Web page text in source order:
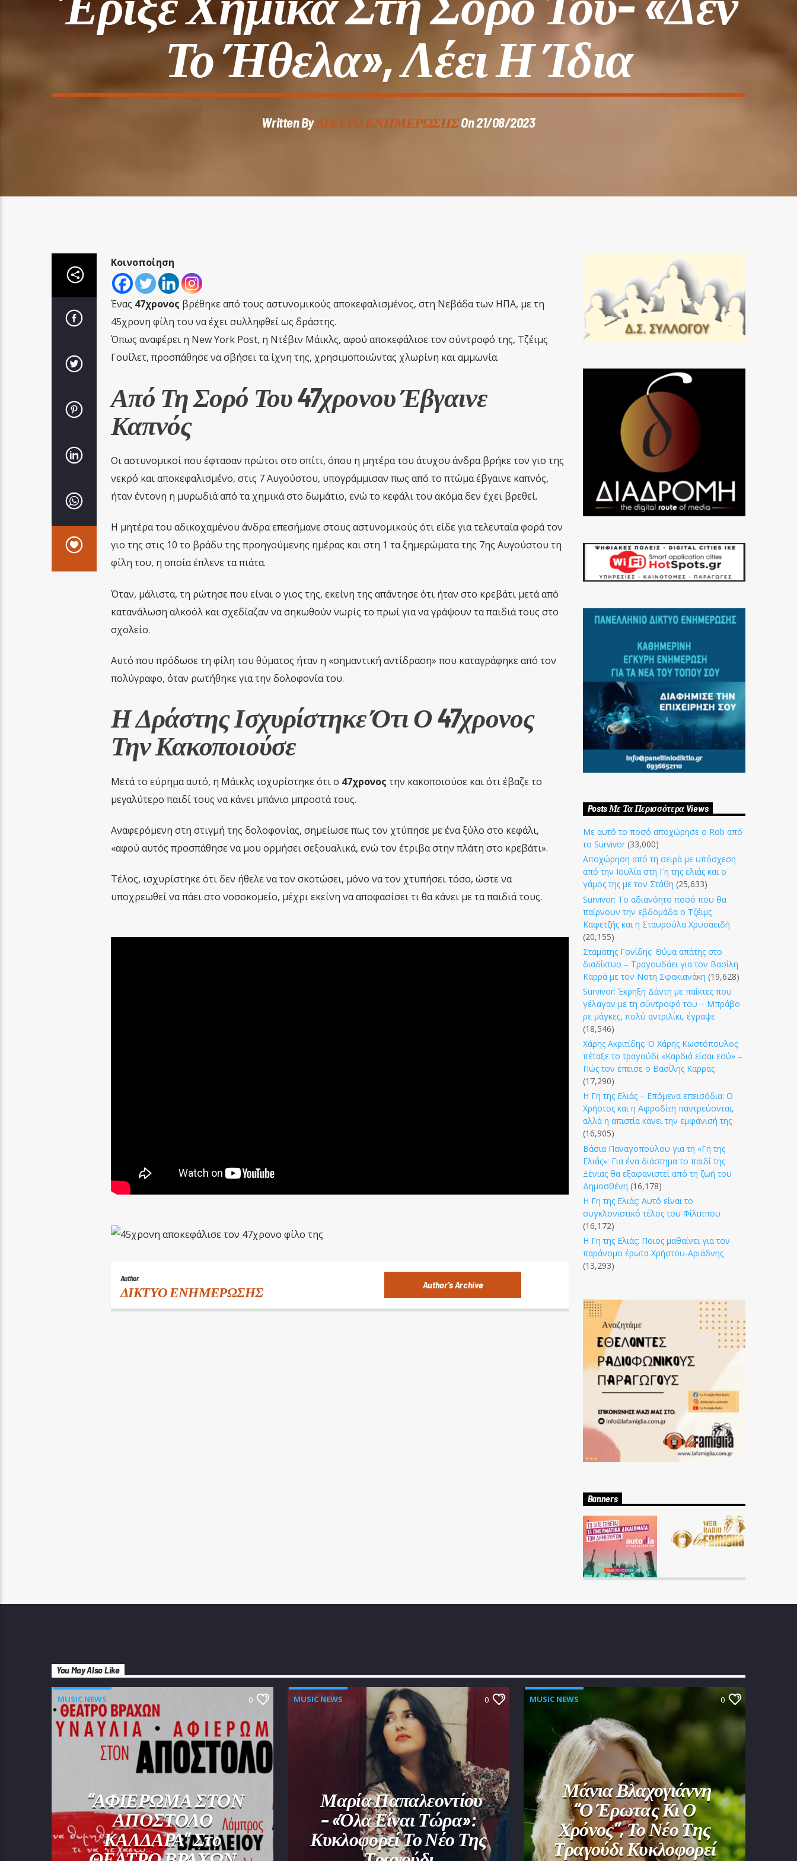
Το Ήθελα», Λέει Η Ίδια
Written ByΔΙΚΤΥΟ ΕΝΗΜΕΡΩΣΗΣOn 21/08/2023
Κοινοποίηση
Ένας 47χρονος βρέθηκε από τους αστυνομικούς αποκεφαλισμένος, στη Νεβάδα των ΗΠΑ, με τη
45χρονη φίλη του να έχει συλληφθεί ως δράστης.
Όπως αναφέρει η New York Post, η Ντέβιν Μάικλς, αφού αποκεφάλισε τον σύντροφό της, Τζέιμς
Γουίλετ, προσπάθησε να σβήσει τα ίχνη της, χρησιμοποιώντας χλωρίνη και αμμωνία.
Από Τη Σορό Του 47χρονου Έβγαινε
Καπνός
Οι αστυνομικοί που έφτασαν πρώτοι στο σπίτι, όπου η μητέρα του άτυχου άνδρα βρήκε τον γιο της
νεκρό και αποκεφαλισμένο, στις 7 Αυγούστου, υπογράμμισαν πως από το πτώμα έβγαινε καπνός,
ήταν έντονη η μυρωδιά από τα χημικά στο δωμάτιο, ενώ το κεφάλι του ακόμα δεν έχει βρεθεί.
Η μητέρα του αδικοχαμένου άνδρα επεσήμανε στους αστυνομικούς ότι είδε για τελευταία φορά τον
γιο της στις 10 το βράδυ της προηγούμενης ημέρας και στη 1 τα ξημερώματα της 7ης Αυγούστου τη
φίλη του, η οποία έπλενε τα πιάτα.
Όταν, μάλιστα, τη ρώτησε που είναι ο γιος της, εκείνη της απάντησε ότι ήταν στο κρεβάτι μετά από
κατανάλωση αλκοόλ και σχεδίαζαν να σηκωθούν νωρίς το πρωί για να γράψουν τα παιδιά τους στο
σχολείο.
Αυτό που πρόδωσε τη φίλη του θύματος ήταν η «σημαντική αντίδραση» που καταγράφηκε από τον
πολύγραφο, όταν ρωτήθηκε για την δολοφονία του.
Η Δράστης Ισχυρίστηκε Ότι Ο 47χρονος
Την Κακοποιούσε
Μετά το εύρημα αυτό, η Μάικλς ισχυρίστηκε ότι ο 47χρονος την κακοποιούσε και ότι έβαζε το
μεγαλύτερο παιδί τους να κάνει μπάνιο μπροστά τους.
Αναφερόμενη στη στιγμή της δολοφονίας, σημείωσε πως τον χτύπησε με ένα ξύλο στο κεφάλι,
«αφού αυτός προσπάθησε να μου ορμήσει σεξουαλικά, ενώ τον έτριβα στην πλάτη στο κρεβάτι».
Τέλος, ισχυρίστηκε ότι δεν ήθελε να τον σκοτώσει, μόνο να τον χτυπήσει τόσο, ώστε να
υποχρεωθεί να πάει στο νοσοκομείο, μέχρι εκείνη να αποφασίσει τι θα κάνει με τα παιδιά τους.
Author
ΔΙΚΤΥΟ ΕΝΗΜΕΡΩΣΗΣ Author's Archive
Posts Με Τα Περισσότερα Views
Με αυτό το ποσό αποχώρησε ο Rob από
το Survivor (33,000)
Αποχώρηση από τη σειρά με υπόσχεση
από την Ιουλία στη Γη της ελιάς και ο
γάμος της με τον Στάθη (25,633)
Survivor: Το αδιανόητο ποσό που θα
παίρνουν την εβδομάδα ο Τζέιμς
Καφετζής και η Σταυρούλα Χρυσαειδή
(20,155)
Σταμάτης Γονίδης: Θύμα απάτης στο
διαδίκτυο – Τραγουδάει για τον Βασίλη
Καρρά με τον Νοτη Σφακιανάκη (19,628)
Survivor: Έκρηξη Δάντη με παίκτες που
γέλαγαν με τη σύντροφό του – Μπράβο
ρε μάγκες, πολύ αντριλίκι, έγραψε
(18,546)
Χάρης Ακριτίδης: Ο Χάρης Κωστόπουλος
πέταξε το τραγούδι «Καρδιά είσαι εσύ» –
Πώς τον έπεισε ο Βασίλης Καρράς
(17,290)
Η Γη της Ελιάς – Επόμενα επεισόδια: Ο
Χρήστος και η Αφροδίτη παντρεύονται,
αλλά η απιστία κάνει την εμφάνισή της
(16,905)
Βάσια Παναγοπούλου για τη «Γη της
Ελιάς»: Για ένα διάστημα το παιδί της
Ξένιας θα εξαφανιστεί από τη ζωή του
Δημοσθένη (16,178)
Η Γη της Ελιάς: Αυτό είναι το
συγκλονιστικό τέλος του Φίλιππου
(16,172)
Η Γη της Ελιάς: Ποιος μαθαίνει για τον
παράνομο έρωτα Χρήστου-Αριάδνης
(13,293)
Banners
You May Also Like
MUSIC NEWS 0
“ΑΦΙΕΡΩΜΑ ΣΤΟΝ
ΑΠΟΣΤΟΛΟ
ΚΑΛΔΑΡΑ” Στο
MUSIC NEWS 0
Μαρία Παπαλεοντίου
– «Όλα Είναι Τώρα»:
Κυκλοφορεί Το Νέο Της
MUSIC NEWS 0
Μάνια Βλαχογιάννη
“Ο Έρωτας Κι Ο
Χρόνος”, Το Νέο Της
Τραγούδι Κυκλοφορεί